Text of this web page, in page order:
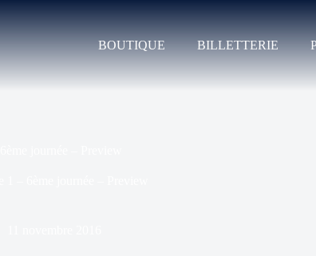
BOUTIQUE BILLETTERIE